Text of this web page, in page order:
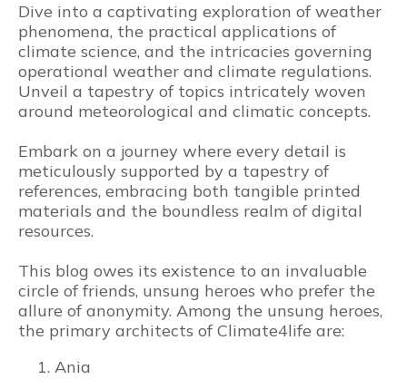
Dive into a captivating exploration of weather
phenomena, the practical applications of
climate science, and the intricacies governing
operational weather and climate regulations.
Unveil a tapestry of topics intricately woven
around meteorological and climatic concepts.
Embark on a journey where every detail is
meticulously supported by a tapestry of
references, embracing both tangible printed
materials and the boundless realm of digital
resources.
This blog owes its existence to an invaluable
circle of friends, unsung heroes who prefer the
allure of anonymity. Among the unsung heroes,
the primary architects of Climate4life are:
Ania